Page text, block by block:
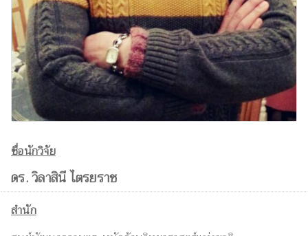
ชื่อนักวิจัย
ดร. วิลาสินี ไตรยราช
สำนัก